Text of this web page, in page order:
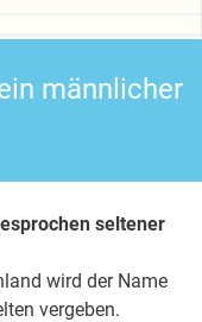
männlicher
seltener
wird der Name
vergeben.